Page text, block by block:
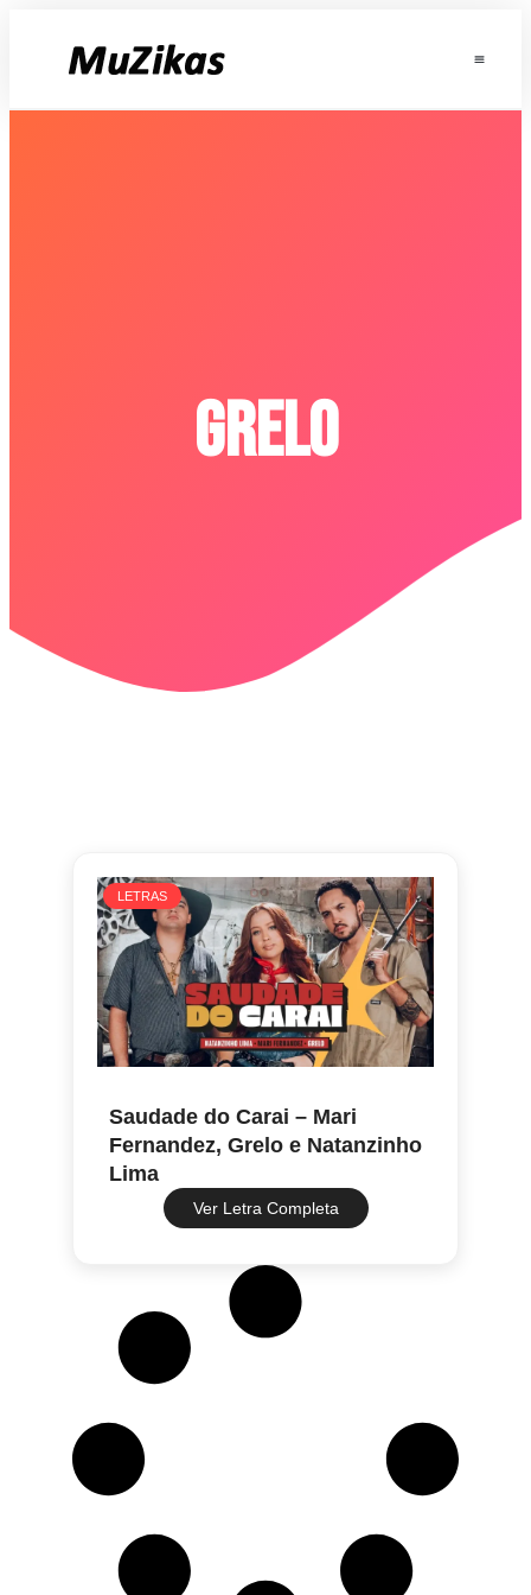
Grelo
LETRAS
Saudade do Carai – Mari
Fernandez, Grelo e Natanzinho
Lima
Ver Letra Completa